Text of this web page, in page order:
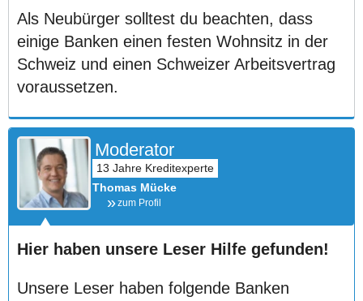
Als Neubürger solltest du beachten, dass
einige Banken einen festen Wohnsitz in der
Schweiz und einen Schweizer Arbeitsvertrag
voraussetzen.
Moderator
Thomas Mücke
zum Profil
Hier haben unsere Leser Hilfe gefunden!
Unsere Leser haben folgende Banken